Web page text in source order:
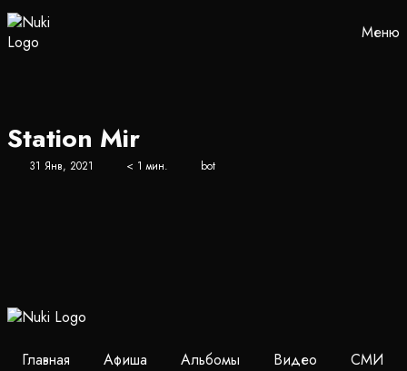
Меню
Station Mir
31 Янв, 2021 < 1 мин. bot
Главная Афиша Альбомы Видео СМИ